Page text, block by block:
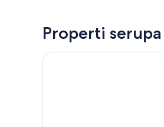
Properti serupa
Capsule Plus Yokohama